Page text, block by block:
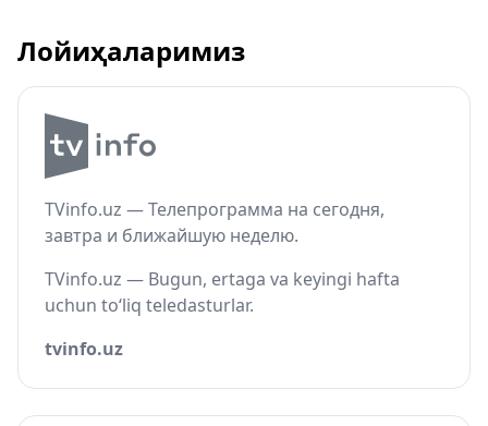
Лойиҳаларимиз
TVinfo.uz — Телепрограмма на сегодня,
завтра и ближайшую неделю.
TVinfo.uz — Bugun, ertaga va keyingi hafta
uchun to‘liq teledasturlar.
tvinfo.uz